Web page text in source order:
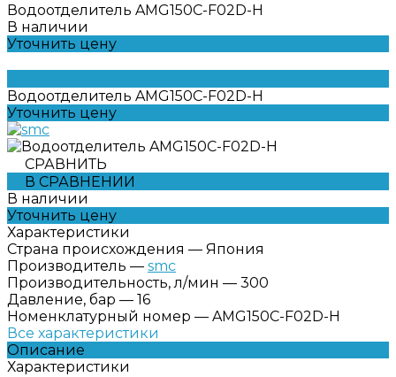
Водоотделитель AMG150C-F02D-H
В наличии
Уточнить цену
Водоотделитель AMG150C-F02D-H
Уточнить цену
СРАВНИТЬ
В СРАВНЕНИИ
В наличии
Уточнить цену
Характеристики
Страна происхождения — Япония
Производитель — smc
Производительность, л/мин — 300
Давление, бар — 16
Номенклатурный номер — AMG150C-F02D-H
Все характеристики
Описание
Характеристики